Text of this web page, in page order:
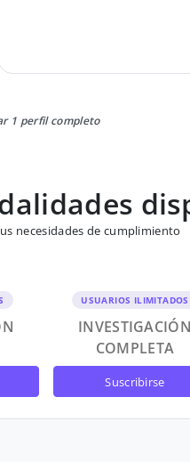
1 perfil completo
necesidades de cumplimiento
USUARIOS ILIMITADOS
COMPLETA
suscribirse